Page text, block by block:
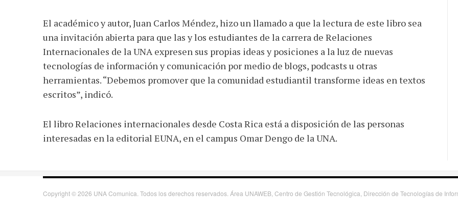
El académico y autor, Juan Carlos Méndez, hizo un llamado a que la lectura de este libro sea
una invitación abierta para que las y los estudiantes de la carrera de Relaciones
Internacionales de la UNA expresen sus propias ideas y posiciones a la luz de nuevas
tecnologías de información y comunicación por medio de blogs, podcasts u otras
herramientas. “Debemos promover que la comunidad estudiantil transforme ideas en textos
escritos”, indicó.
El libro Relaciones internacionales desde Costa Rica está a disposición de las personas
interesadas en la editorial EUNA, en el campus Omar Dengo de la UNA.
Copyright © 2026 UNA Comunica. Todos los derechos reservados. Área UNAWEB, Centro de Gestión Tecnológica, Dirección de Tecnologías de